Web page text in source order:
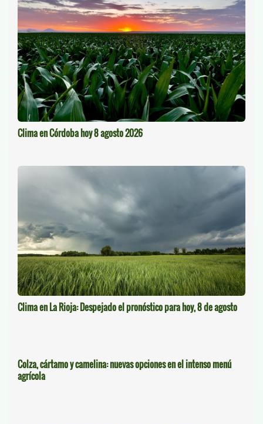
Clima en Córdoba hoy 8 agosto 2026
Clima en La Rioja: Despejado el pronóstico para hoy, 8 de agosto
Colza, cártamo y camelina: nuevas opciones en el intenso menú
agrícola